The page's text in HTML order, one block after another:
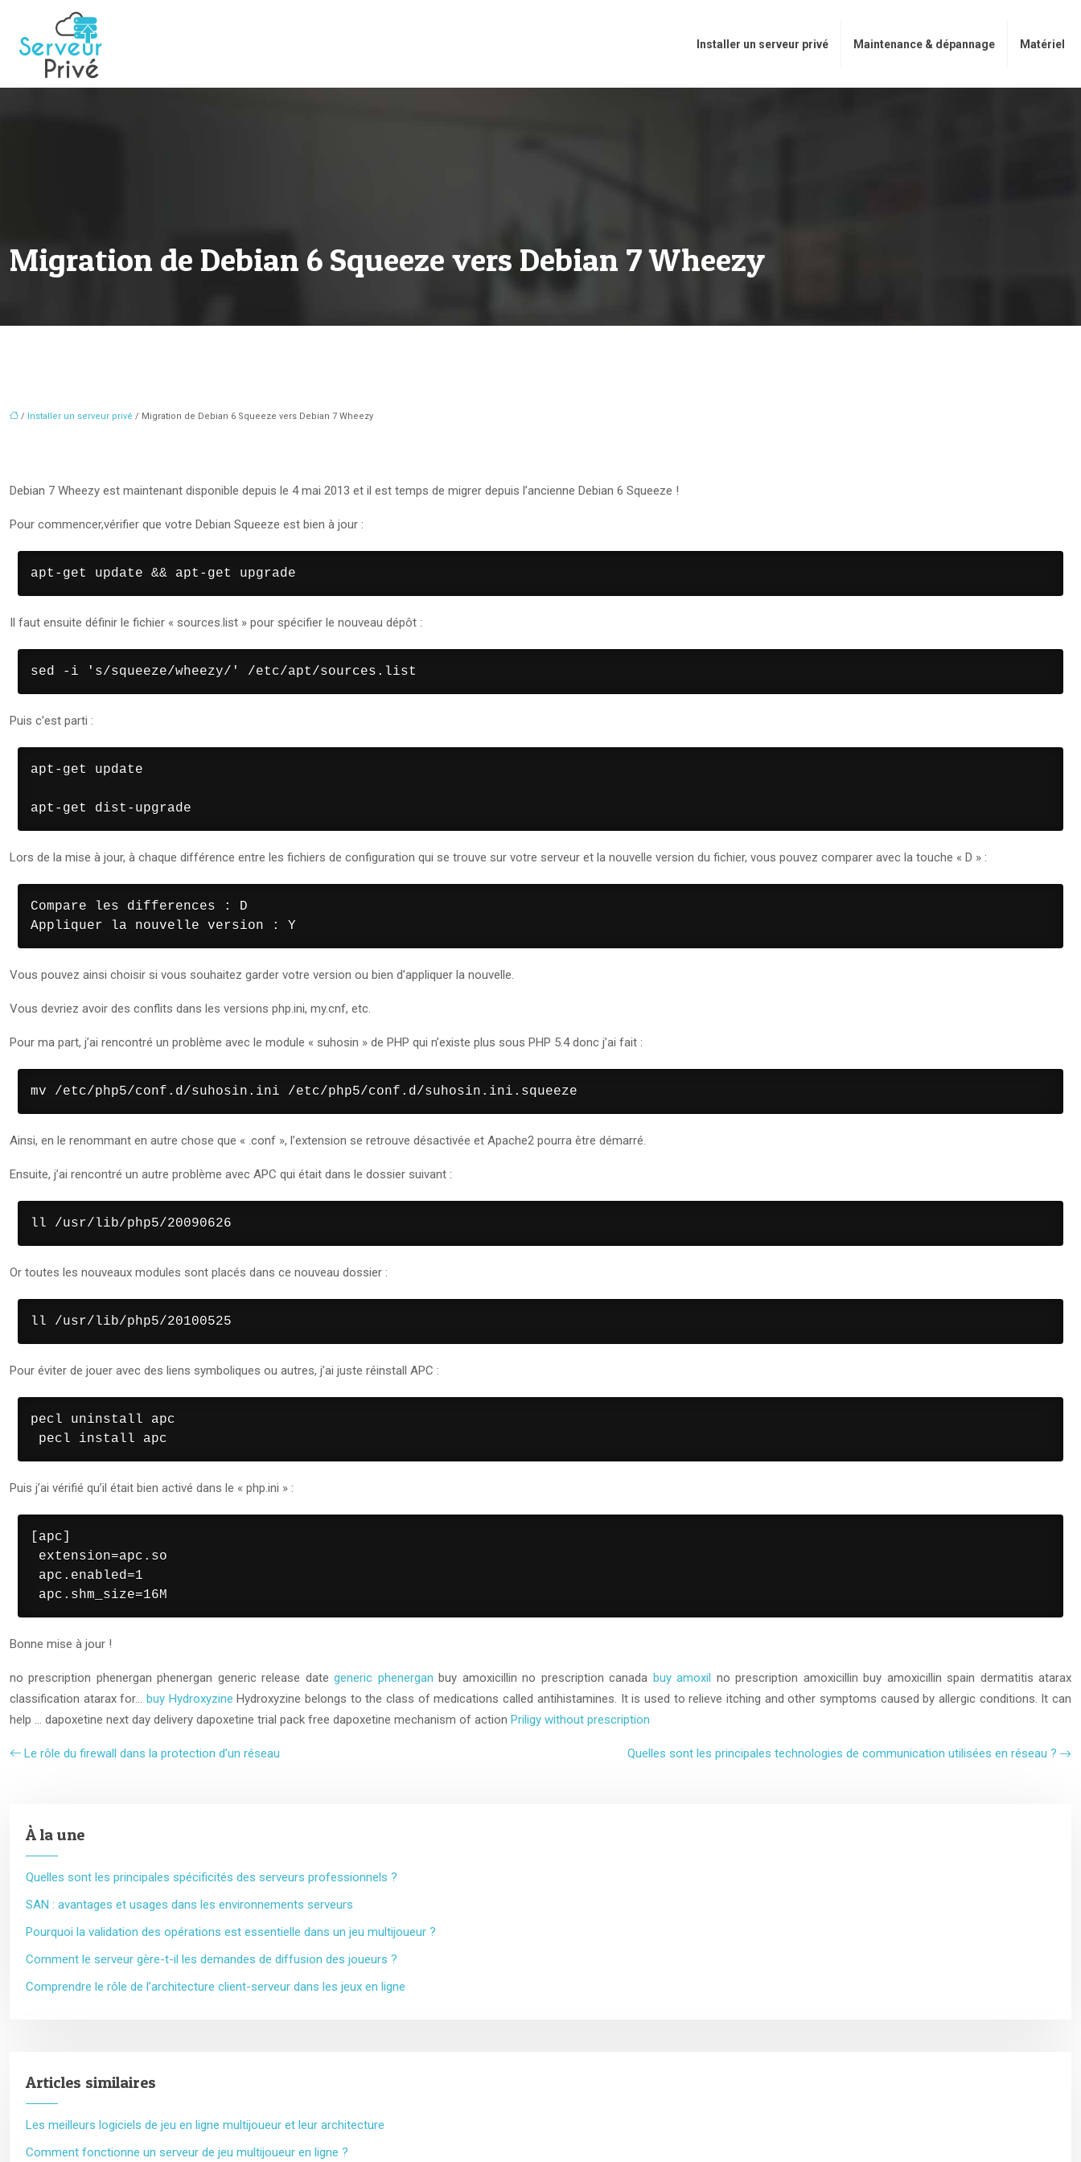
Installer un serveur privé Maintenance & dépannage Matériel
Migration de Debian 6 Squeeze vers Debian 7 Wheezy
/ Installer un serveur privé / Migration de Debian 6 Squeeze vers Debian 7 Wheezy
Debian 7 Wheezy est maintenant disponible depuis le 4 mai 2013 et il est temps de migrer depuis l’ancienne Debian 6 Squeeze !
Pour commencer,vérifier que votre Debian Squeeze est bien à jour :
apt-get update && apt-get upgrade
Il faut ensuite définir le fichier « sources.list » pour spécifier le nouveau dépôt :
sed -i 's/squeeze/wheezy/' /etc/apt/sources.list
Puis c’est parti :
apt-get update
apt-get dist-upgrade
Lors de la mise à jour, à chaque différence entre les fichiers de configuration qui se trouve sur votre serveur et la nouvelle version du fichier, vous pouvez comparer avec la touche « D » :
Compare les differences : D
Appliquer la nouvelle version : Y
Vous pouvez ainsi choisir si vous souhaitez garder votre version ou bien d’appliquer la nouvelle.
Vous devriez avoir des conflits dans les versions php.ini, my.cnf, etc.
Pour ma part, j’ai rencontré un problème avec le module « suhosin » de PHP qui n’existe plus sous PHP 5.4 donc j’ai fait :
mv /etc/php5/conf.d/suhosin.ini /etc/php5/conf.d/suhosin.ini.squeeze
Ainsi, en le renommant en autre chose que « .conf », l’extension se retrouve désactivée et Apache2 pourra être démarré.
Ensuite, j’ai rencontré un autre problème avec APC qui était dans le dossier suivant :
ll /usr/lib/php5/20090626
Or toutes les nouveaux modules sont placés dans ce nouveau dossier :
ll /usr/lib/php5/20100525
Pour éviter de jouer avec des liens symboliques ou autres, j’ai juste réinstall APC :
pecl uninstall apc
pecl install apc
Puis j’ai vérifié qu’il était bien activé dans le « php.ini » :
[apc]
extension=apc.so
apc.enabled=1
apc.shm_size=16M
Bonne mise à jour !
no prescription phenergan phenergan generic release dategeneric phenergan buy amoxicillin no prescription canada buy amoxil no prescription amoxicillin buy amoxicillin spain dermatitis atarax
classification atarax for…buy Hydroxyzine Hydroxyzine belongs to the class of medications called antihistamines. It is used to relieve itching and other symptoms caused by allergic conditions. It can
help … dapoxetine next day delivery dapoxetine trial pack free dapoxetine mechanism of action Priligy without prescription
Le rôle du firewall dans la protection d’un réseau Quelles sont les principales technologies de communication utilisées en réseau ?
À la une
Quelles sont les principales spécificités des serveurs professionnels ?
SAN : avantages et usages dans les environnements serveurs
Pourquoi la validation des opérations est essentielle dans un jeu multijoueur ?
Comment le serveur gère-t-il les demandes de diffusion des joueurs ?
Comprendre le rôle de l’architecture client-serveur dans les jeux en ligne
Articles similaires
Les meilleurs logiciels de jeu en ligne multijoueur et leur architecture
Comment fonctionne un serveur de jeu multijoueur en ligne ?